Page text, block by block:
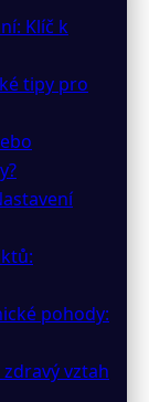
Klíč k
tipy pro
pohody:
vztah